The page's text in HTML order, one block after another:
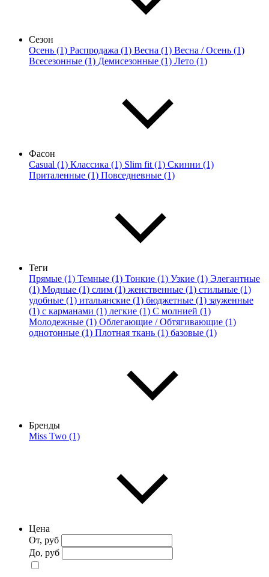
Сезон
Осень (1) Распродажа (1) Весна (1) Весна / Осень (1)
Всесезонные (1) Демисезонные (1) Лето (1)
Фасон
Casual (1) Классика (1) Slim fit (1) Скинни (1)
Приталенные (1) Повседневные (1)
Теги
Прямые (1) Темные (1) Тонкие (1) Узкие (1) Элегантные
(1) Модные (1) слим (1) женственные (1) стильные (1)
удобные (1) итальянские (1) бюджетные (1) зауженные
(1) с карманами (1) легкие (1) С молнией (1)
Молодежные (1) Облегающие / Обтягивающие (1)
однотонные (1) Плотная ткань (1) базовые (1)
Бренды
Miss Two (1)
Цена
От, руб
До, руб